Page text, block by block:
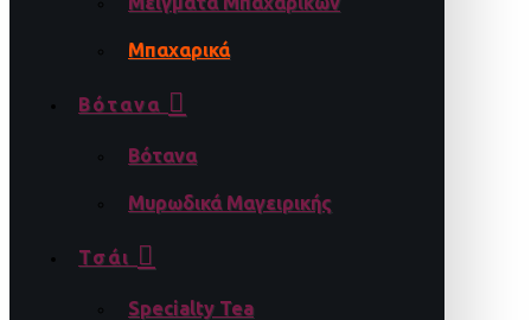
Μπαχαρικά
Βότανα
Βότανα
Μυρωδικά Μαγειρικής
Τσάι
Specialty Tea